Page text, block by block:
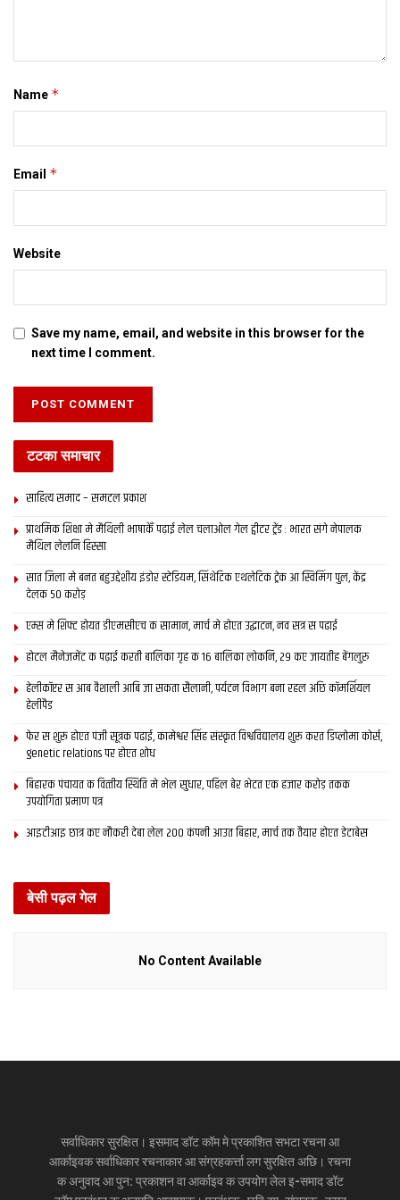
Name *
Email *
Website
Save my name, email, and website in this browser for the
next time I comment.
टटका समाचार
साहित्य समाद – समटल प्रकाश
प्राथमिक शि‍क्षा मे मैथि‍ली भाषाकेँ पढ़ाई लेल चलाओल गेल ट्वीटर ट्रेंड : भारत संगे नेपालक
मैथिल लेलनि हिस्सा
सात जिला मे बनत बहुउद्देशीय इंडोर स्‍टेडि‍यम, सिंथेटिक एथलेटिक ट्रेक आ स्विमिंग पुल, केंद्र
देलक 50 करोड़
एम्स मे शिफ्ट होयत डीएमसीएच क सामान, मार्च मे होएत उद्घाटन, नव सत्र स पढाई
होटल मैनेजमेंट क पढ़ाई करती बालिका गृह क 16 बालिका लोकनि, 29 कए जायतीह बेंगलुरु
हेलीकॉप्टर स आब वैशाली आबि जा सकता सैलानी, पर्यटन विभाग बना रहल अछि कॉमर्शियल
हेलीपैड
फेर स शुरू होएत पंजी सूत्रक पढाई, कामेश्वर सिंह संस्कृत विश्वविद्यालय शुरू करत डिप्लोमा कोर्स,
genetic relations पर होएत शोध
बिहारक पंचायत क वित्‍तीय स्थिति मे भेल सुधार, पहिल बेर भेटत एक हजार करोड़ तकक
उपयोगिता प्रमाण पत्र
आइटीआइ छात्र कए नौकरी देबा लेल 200 कंपनी आउत बिहार, मार्च तक तैयार होएत डेटाबेस
बेसी पढ़ल गेल
No Content Available
सर्वाधिकार सुरक्षित। इसमाद डॉट कॉम मे प्रकाशित सभटा रचना आ
आर्काइवक सर्वाधिकार रचनाकार आ संग्रहकर्त्ता लग सुरक्षित अछि। रचना
क अनुवाद आ पुन: प्रकाशन वा आर्काइव क उपयोग लेल इ-समाद डॉट